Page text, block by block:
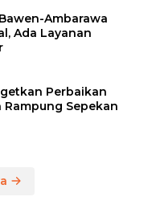
Ambarawa
Ada Layanan
Perbaikan
Sepekan